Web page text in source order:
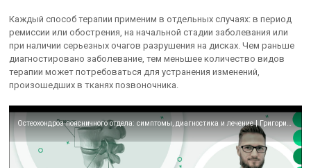
Каждый способ терапии применим в отдельных случаях: в период
ремиссии или обострения, на начальной стадии заболевания или
при наличии серьезных очагов разрушения на дисках. Чем раньше
диагностировано заболевание, тем меньшее количество видов
терапии может потребоваться для устранения изменений,
произошедших в тканях позвоночника.
Остеохондроз поясничного отдела: симптомы, диагностика и лечение | Григорий Жежа